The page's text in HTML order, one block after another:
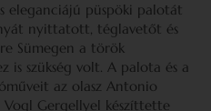
eleganciájú püspöki palotát
nyittatott, téglavetőt és
Sümegen a török
is szükség volt. A palota és a
az olasz Antonio
Gergellyel készíttette